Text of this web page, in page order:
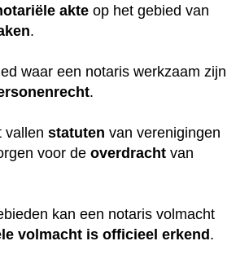
akte op het gebied van
.
waar een notaris werkzaam zijn
.
vallen statuten van verenigingen
voor de overdracht van
kan een notaris volmacht
volmacht is officieel erkend .